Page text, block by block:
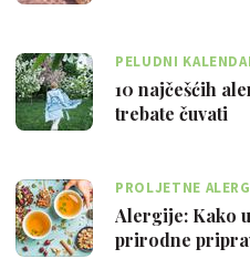
PELUDNI
10 najčešćih
trebate čuvati
PROLJETNE
Alergije: Kako
prirodne